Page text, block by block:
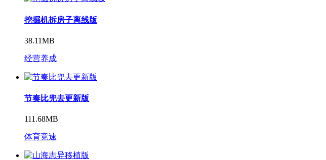
挖掘机拆房子离线版
38.11MB
经营养成
节奏比兜去更新版
111.68MB
体育竞速